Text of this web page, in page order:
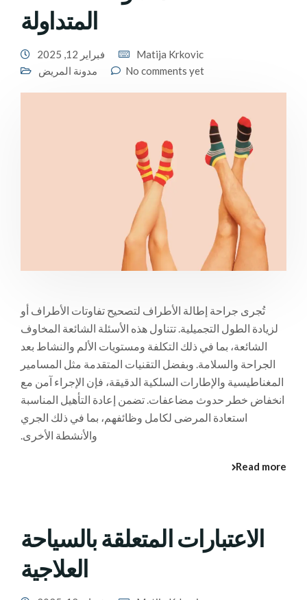
المتداولة
فبراير 12, 2025
Matija Krkovic
مدونة المريض
No comments yet
تُجرى جراحة إطالة الأطراف لتصحيح تفاوتات الأطراف أو
لزيادة الطول التجميلية. تتناول هذه الأسئلة الشائعة المخاوف
الشائعة، بما في ذلك التكلفة ومستويات الألم والنشاط بعد
الجراحة والسلامة. وبفضل التقنيات المتقدمة مثل المسامير
المغناطيسية والإطارات السلكية الدقيقة، فإن الإجراء آمن مع
انخفاض خطر حدوث مضاعفات. تضمن إعادة التأهيل المناسبة
استعادة المرضى لكامل وظائفهم، بما في ذلك الجري
والأنشطة الأخرى.
Read more
الاعتبارات المتعلقة بالسياحة
العلاجية